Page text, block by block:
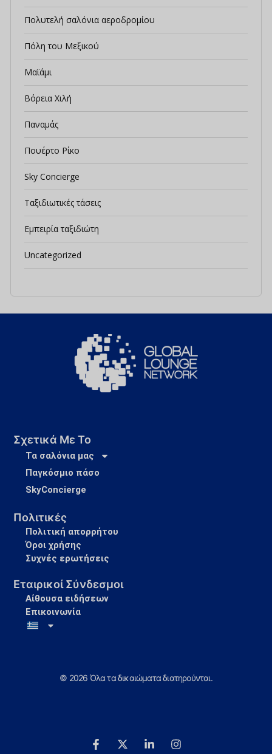
Πολυτελή σαλόνια αεροδρομίου
Πόλη του Μεξικού
Μαϊάμι
Βόρεια Χιλή
Παναμάς
Πουέρτο Ρίκο
Sky Concierge
Ταξιδιωτικές τάσεις
Εμπειρία ταξιδιώτη
Uncategorized
Σχετικά Με Το
Τα σαλόνια μας
Παγκόσμιο πάσο
SkyConcierge
Πολιτικές
Πολιτική απορρήτου
Όροι χρήσης
Συχνές ερωτήσεις
Εταιρικοί Σύνδεσμοι
Αίθουσα ειδήσεων
Επικοινωνία
© 2026 Όλα τα δικαιώματα διατηρούνται.